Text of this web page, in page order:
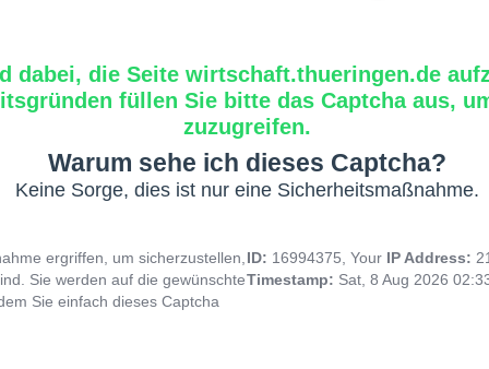
dabei, die Seite wirtschaft.thueringen.de
füllen Sie bitte das Captcha aus,
zuzugreifen.
Warum sehe ich dieses Captcha?
Keine Sorge, dies ist nur eine Sicherheitsmaßnahme.
ergriffen, um sicherzustellen,
Sie werden auf die gewünschte
Sie einfach dieses Captcha
ID: 16994375, Your IP Address:
Timestamp: Sat, 8 Aug 2026